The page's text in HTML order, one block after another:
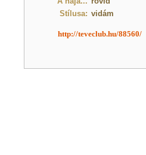
Stílusa: vidám
http://teveclub.hu/88560/